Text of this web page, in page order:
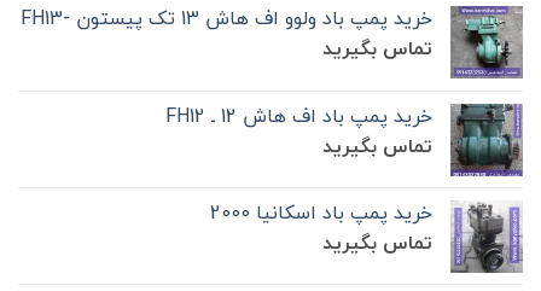
خرید پمپ باد ولوو اف هاش 13 تک‌ پیستون -FH13
تماس بگیرید
خرید پمپ باد اف هاش 12 ـ FH12
تماس بگیرید
خرید پمپ باد اسکانیا 2000
تماس بگیرید